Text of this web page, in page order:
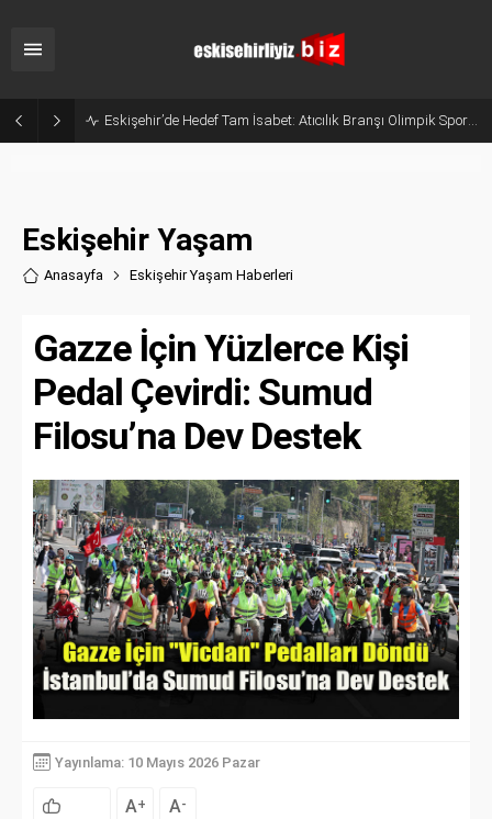
Eskişehir’de Hedef Tam İsabet: Atıcılık Branşı Olimpik Sporcular Yetiştiriyor
Eskişehir Yaşam
Anasayfa Eskişehir Yaşam Haberleri
Gazze İçin Yüzlerce Kişi
Pedal Çevirdi: Sumud
Filosu’na Dev Destek
Yayınlama: 10 Mayıs 2026 Pazar
A+ A-